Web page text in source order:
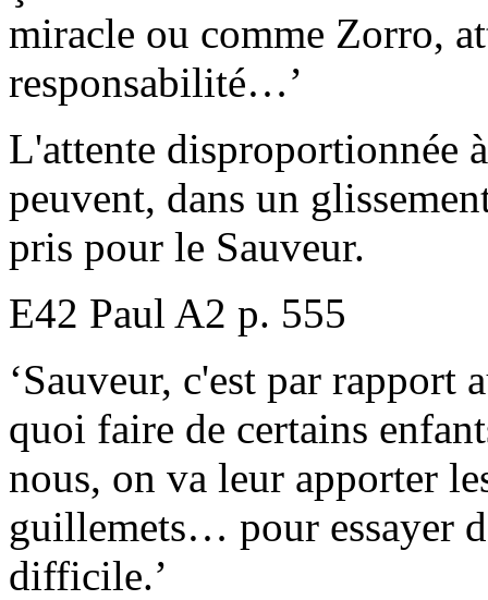
miracle ou comme Zorro,
responsabilité…’
L'attente disproportionnée
peuvent, dans un
pris pour le Sauveur.
E42 Paul A2 p. 555
‘Sauveur, c'est par rapport
quoi faire de certains
nous, on va leur apporter
guillemets… pour essayer
difficile.’